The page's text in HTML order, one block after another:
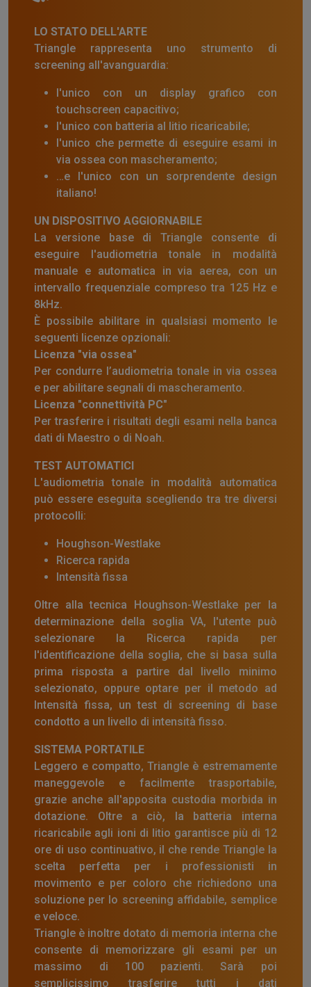
LO STATO DELL'ARTE
Triangle rappresenta uno strumento di
screening all'avanguardia:
l'unico con un display grafico con
touchscreen capacitivo;
l'unico con batteria al litio ricaricabile;
l'unico che permette di eseguire esami in
via ossea con mascheramento;
…e l'unico con un sorprendente design
italiano!
UN DISPOSITIVO AGGIORNABILE
La versione base di Triangle consente di
eseguire l'audiometria tonale in modalità
manuale e automatica in via aerea, con un
intervallo frequenziale compreso tra 125 Hz e
8kHz.
È possibile abilitare in qualsiasi momento le
seguenti licenze opzionali:
Licenza "via ossea"
Per condurre l’audiometria tonale in via ossea
e per abilitare segnali di mascheramento.
Licenza "connettività PC"
Per trasferire i risultati degli esami nella banca
dati di Maestro o di Noah.
TEST AUTOMATICI
L'audiometria tonale in modalità automatica
può essere eseguita scegliendo tra tre diversi
protocolli:
Houghson-Westlake
Ricerca rapida
Intensità fissa
Oltre alla tecnica Houghson-Westlake per la
determinazione della soglia VA, l'utente può
selezionare la Ricerca rapida per
l'identificazione della soglia, che si basa sulla
prima risposta a partire dal livello minimo
selezionato, oppure optare per il metodo ad
Intensità fissa, un test di screening di base
condotto a un livello di intensità fisso.
SISTEMA PORTATILE
Leggero e compatto, Triangle è estremamente
maneggevole e facilmente trasportabile,
grazie anche all'apposita custodia morbida in
dotazione. Oltre a ciò, la batteria interna
ricaricabile agli ioni di litio garantisce più di 12
ore di uso continuativo, il che rende Triangle la
scelta perfetta per i professionisti in
movimento e per coloro che richiedono una
soluzione per lo screening affidabile, semplice
e veloce.
Triangle è inoltre dotato di memoria interna che
consente di memorizzare gli esami per un
massimo di 100 pazienti. Sarà poi
semplicissimo trasferire tutti i dati